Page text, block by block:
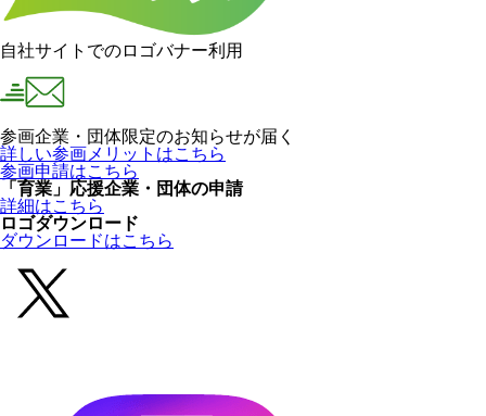
自社サイトでのロゴバナー利用
参画企業・団体限定のお知らせが届く
詳しい参画メリットはこちら
参画申請はこちら
「育業」応援企業・団体の申請
詳細はこちら
ロゴダウンロード
ダウンロードはこちら